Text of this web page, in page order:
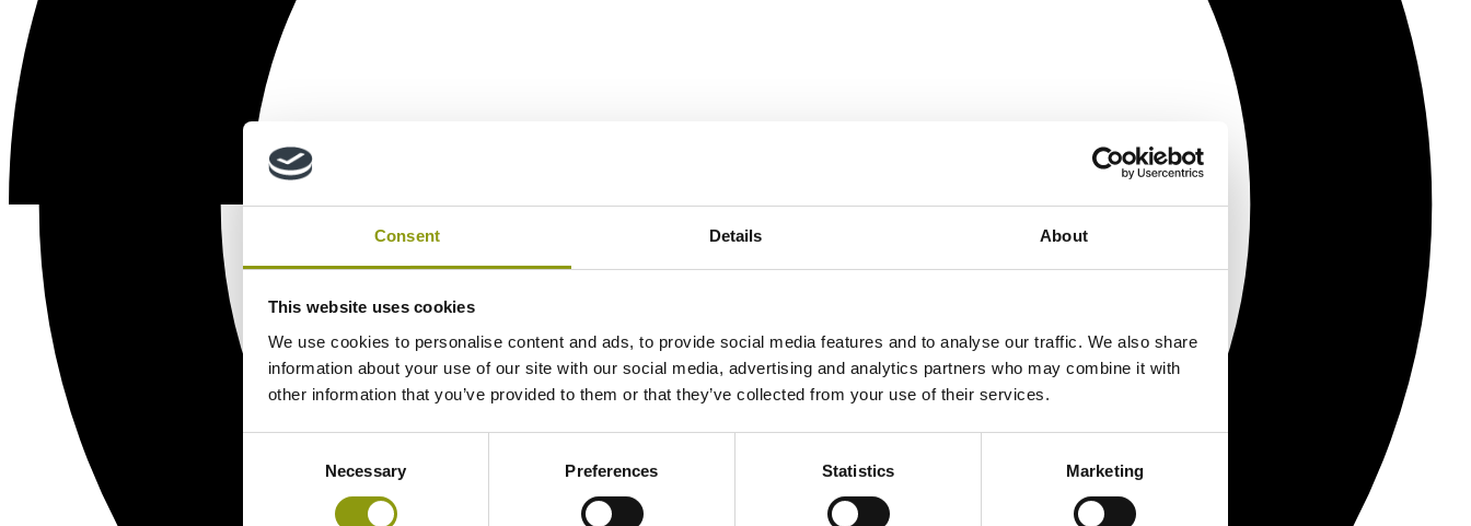
Consent Details About
This website uses cookies
We use cookies to personalise content and ads, to provide social media features and to analyse our traffic. We also share
information about your use of our site with our social media, advertising and analytics partners who may combine it with
other information that you’ve provided to them or that they’ve collected from your use of their services.
Necessary Preferences Statistics Marketing